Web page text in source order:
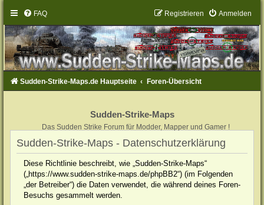
FAQ Anmelden
Registrieren
Sudden-Strike-Maps.de Hauptseite Foren-Übersicht
Sudden-Strike-Maps
Das Sudden Strike Forum für Modder, Mapper und Gamer !
Sudden-Strike-Maps - Datenschutzerklärung
Diese Richtlinie beschreibt, wie „Sudden-Strike-Maps“
(„https://www.sudden-strike-maps.de/phpBB2“) (im Folgenden
„der Betreiber“) die Daten verwendet, die während deines Foren-
Besuchs gesammelt werden.